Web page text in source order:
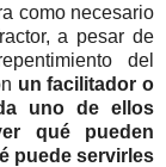
como necesario
a pesar de
del
un facilitador o
uno de ellos
qué pueden
puede servirles